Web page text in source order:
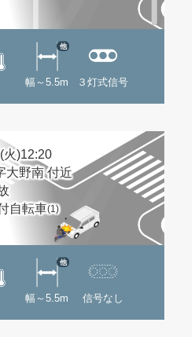
幅～5.5m
他
３灯式信号
火)12:20
大野南 付近
自転車(1)
幅～5.5m
他
信号なし